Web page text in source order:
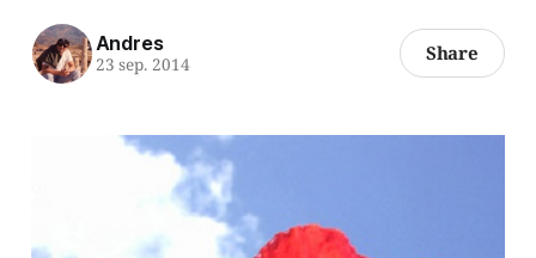
Andres
23 sep. 2014 Share